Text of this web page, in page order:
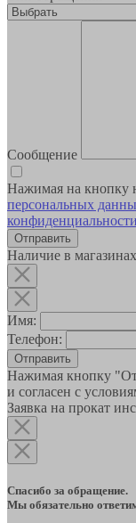
Сообщение
Нажимая на кнопку
персональных
конфиденциальности
Наличие в магазинах
Имя:
Телефон:
Отправить
Нажимая кнопку
и согласен с
Заявка на прокат
Спасибо за обращение.
Мы обязательно